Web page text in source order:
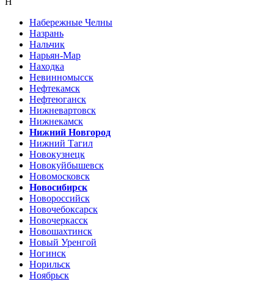
Набережные Челны
Назрань
Нальчик
Нарьян-Мар
Находка
Невинномысск
Нефтекамск
Нефтеюганск
Нижневартовск
Нижнекамск
Нижний Новгород
Нижний Тагил
Новокузнецк
Новокуйбышевск
Новомосковск
Новосибирск
Новороссийск
Новочебоксарск
Новочеркасск
Новошахтинск
Новый Уренгой
Ногинск
Норильск
Ноябрьск